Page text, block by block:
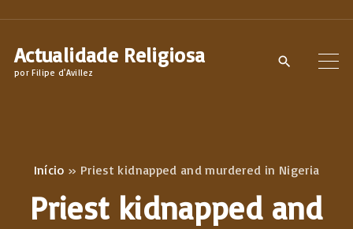
Actualidade Religiosa
por Filipe d'Avillez
Início » Priest kidnapped and murdered in Nigeria
Priest kidnapped and